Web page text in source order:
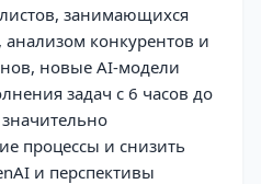
занимающихся
конкурентов и
новые AI-модели
задач с 6 часов до
процессы и снизить
и перспективы